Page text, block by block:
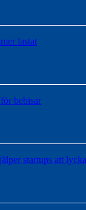
lastat
bebisar
startups att